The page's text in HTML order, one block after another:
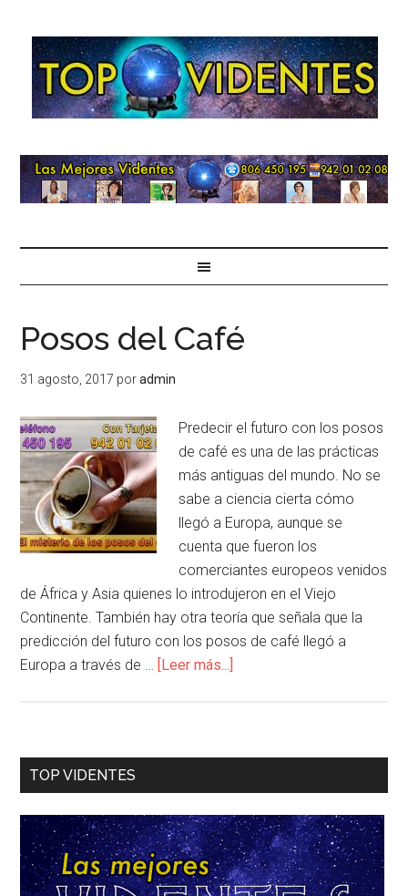
Posos del Café
31 agosto, 2017 poradmin
Predecir el futuro con los posos
de café es una de las prácticas
más antiguas del mundo. No se
sabe a ciencia cierta cómo
llegó a Europa, aunque se
cuenta que fueron los
comerciantes europeos venidos
de África y Asia quienes lo introdujeron en el Viejo
Continente. También hay otra teoría que señala que la
predicción del futuro con los posos de café llegó a
Europa a través de …
[Leer más...]
TOP VIDENTES